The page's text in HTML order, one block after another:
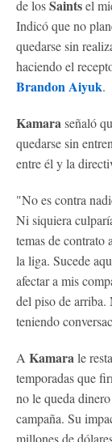
de losSaintsel
Indicó que no
quedarse sin
haciendo el
Brandon Aiyuk.
Kamaraseñaló
quedarse sin
entre él y la
"No es contra
Ni siquiera
temas de contrato
la liga. Sucede
afectar a mis
del piso de arriba.
teniendo
A Kamarale
temporadas que
no le queda
campaña. Su
millones de